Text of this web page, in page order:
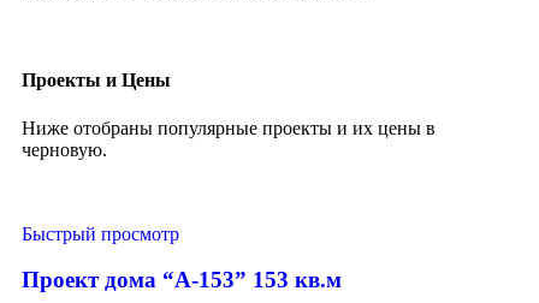
Проекты и Цены
Ниже отобраны популярные проекты и их цены в
черновую.
Быстрый просмотр
Проект дома “А-153” 153 кв.м